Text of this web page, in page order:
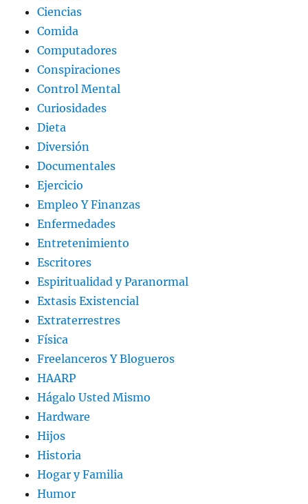
Ciencias
Comida
Computadores
Conspiraciones
Control Mental
Curiosidades
Dieta
Diversión
Documentales
Ejercicio
Empleo Y Finanzas
Enfermedades
Entretenimiento
Escritores
Espiritualidad y Paranormal
Extasis Existencial
Extraterrestres
Física
Freelanceros Y Blogueros
HAARP
Hágalo Usted Mismo
Hardware
Hijos
Historia
Hogar y Familia
Humor